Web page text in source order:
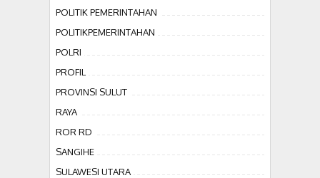
POLITIK PEMERINTAHAN
POLITIKPEMERINTAHAN
POLRI
PROFIL
PROVINSI SULUT
RAYA
ROR RD
SANGIHE
SULAWESI UTARA